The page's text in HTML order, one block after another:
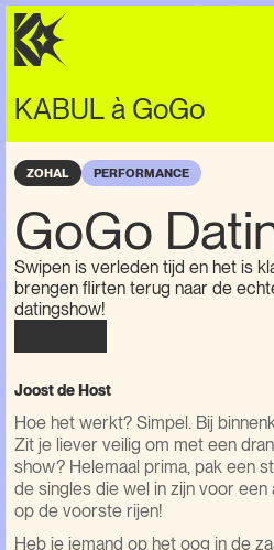
KABUL à GoGo
ZOHAL PERFORMANCE
GoGo
Swipen is verleden tijd en het is
brengen flirten terug naar de
datingshow!
Joost de Host
Hoe het werkt? Simpel. Bij
Zit je liever veilig om met een
show? Helemaal prima, pak een
de singles die wel in zijn voor
op de voorste rijen!
Heb je iemand op het oog in de